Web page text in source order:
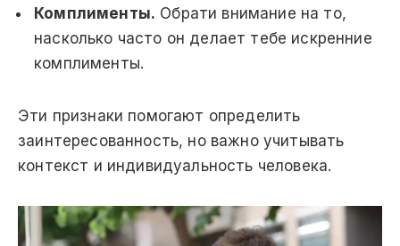
Комплименты. Обрати внимание на то,
насколько часто он делает тебе искренние
комплименты.
Эти признаки помогают определить
заинтересованность, но важно учитывать
контекст и индивидуальность человека.